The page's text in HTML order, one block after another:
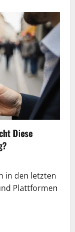
Diese
in den letzten
Plattformen